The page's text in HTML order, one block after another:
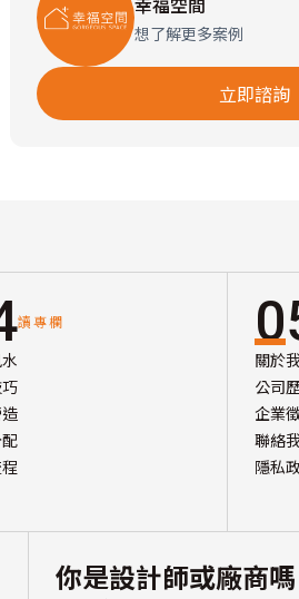
想了解更多案例
立即諮詢
讀專欄
關於
公司
企業
聯絡
隱私
你是設計師或廠商嗎